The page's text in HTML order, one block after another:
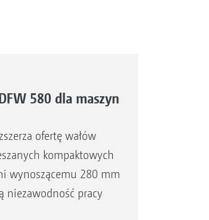
580 dla maszyn
ofertę wałów
kompaktowych
wynoszącemu 280 mm
niezawodność pracy